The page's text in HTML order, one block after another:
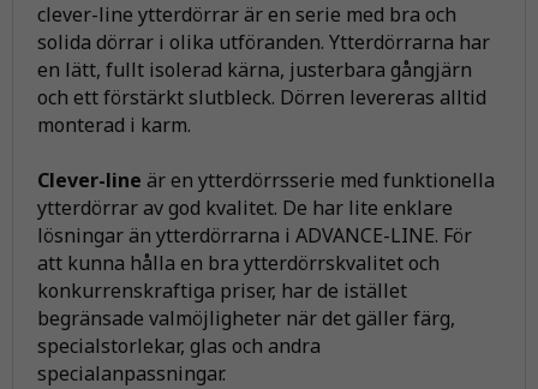
clever-line ytterdörrar är en serie med bra och
solida dörrar i olika utföranden. Ytterdörrarna har
en lätt, fullt isolerad kärna, justerbara gångjärn
och ett förstärkt slutbleck. Dörren levereras alltid
monterad i karm.
Clever-line är en ytterdörrsserie med funktionella
ytterdörrar av god kvalitet. De har lite enklare
lösningar än ytterdörrarna i ADVANCE-LINE. För
att kunna hålla en bra ytterdörrskvalitet och
konkurrenskraftiga priser, har de istället
begränsade valmöjligheter när det gäller färg,
specialstorlekar, glas och andra
specialanpassningar.